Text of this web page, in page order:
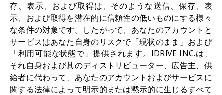
存、表示、および取得は、そのような送信、保存、表
示、および取得を潜在的に信頼性の低いものにする様々
な条件の対象です。したがって、あなたのアカウントと
サービスはあなた自身のリスクで「現状のまま」および
「利用可能な状態で」提供されます。IDRIVE INC.は、
それ自身および其のディストリビューター、広告主、供
給者に代わって、あなたのアカウントおよびサービスに
関する法律によって明示的または黙示的に生じるすべて